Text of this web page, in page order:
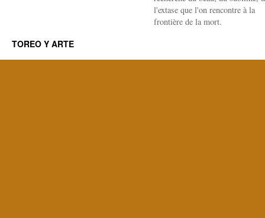
l'extase que l'on rencontre à la
frontière de la mort.
TOREO Y ARTE